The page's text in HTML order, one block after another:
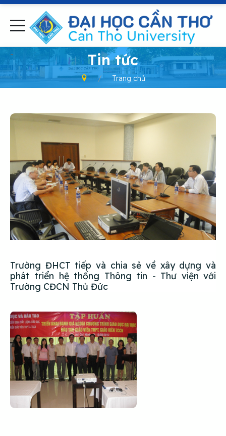
- Tin tức
Trang chủ
Trường ĐHCT tiếp và chia sẻ về xây dựng và
phát triển hệ thống Thông tin - Thư viện với
Trường CĐCN Thủ Đức